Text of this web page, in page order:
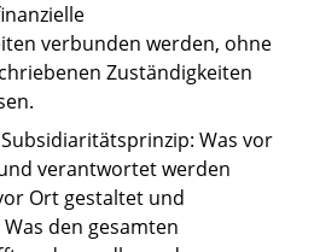
verbunden werden, ohne
Zuständigkeiten
Was vor
verantwortet werden
Ort gestaltet und
den gesamten